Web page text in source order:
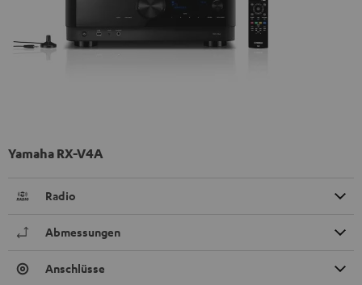
Yamaha RX-V4A
Radio
Abmessungen
Anschlüsse